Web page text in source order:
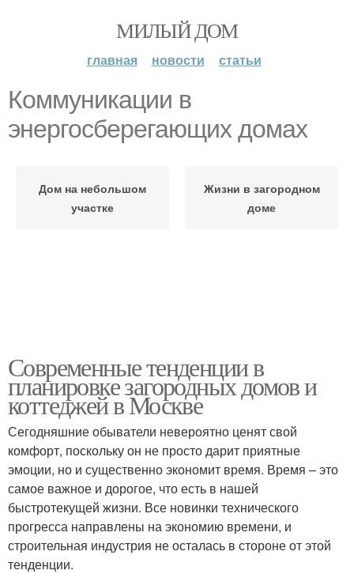
МИЛЫЙ ДОМ
главная новости статьи
Коммуникации в
энергосберегающих домах
Дом на небольшом
участке
Жизни в загородном
доме
Современные тенденции в
планировке загородных домов и
коттеджей в Москве
Сегодняшние обыватели невероятно ценят свой
комфорт, поскольку он не просто дарит приятные
эмоции, но и существенно экономит время. Время – это
самое важное и дорогое, что есть в нашей
быстротекущей жизни. Все новинки технического
прогресса направлены на экономию времени, и
строительная индустрия не осталась в стороне от этой
тенденции.